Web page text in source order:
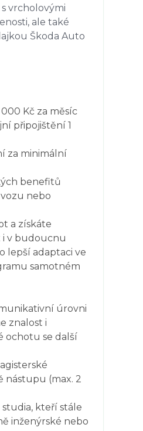
vrcholovými
ale také
Škoda Auto
Kč za měsíc
připojištění 1
za minimální
benefitů
nebo
a získáte
i v budoucnu
lepší adaptaci ve
samotném
úrovni
znalost i
ochotu se další
nástupu (max. 2
kteří stále
inženýrské nebo